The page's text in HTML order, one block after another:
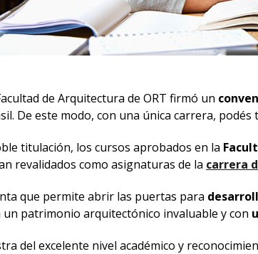
de Arquitectura de ORT firmó un
De este modo, con una única carrera,
titulación, los cursos aprobados en la
revalidados como asignaturas de la carrera
que permite abrir las puertas para
patrimonio arquitectónico invaluable y con
del excelente nivel académico y